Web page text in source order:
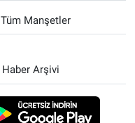
Tüm Manşetler
Haber Arşivi